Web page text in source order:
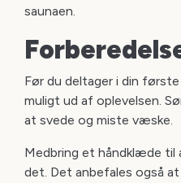
saunaen.
Før du deltager i din
muligt ud af oplevelsen.
at svede og miste væske.
Medbring et håndklæde til
det. Det anbefales også